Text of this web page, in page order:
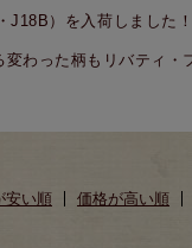
）を入荷しました！
わった柄もリバティ・
安い順 価格が高い順